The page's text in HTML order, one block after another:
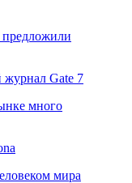
журнал Gate 7
много
мира